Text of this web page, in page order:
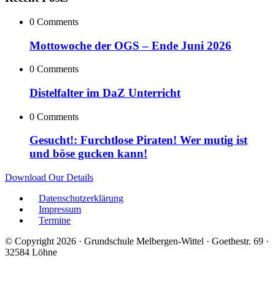
0 Comments
Mottowoche der OGS – Ende Juni 2026
0 Comments
Distelfalter im DaZ Unterricht
0 Comments
Gesucht!: Furchtlose Piraten! Wer mutig ist
und böse gucken kann!
Download Our Details
Datenschutzerklärung
Impressum
Termine
© Copyright 2026 · Grundschule Melbergen-Wittel · Goethestr. 69 ·
32584 Löhne